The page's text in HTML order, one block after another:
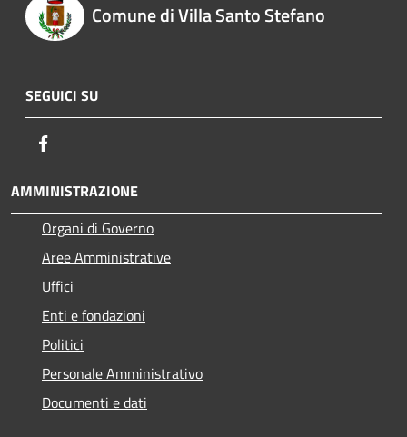
Comune di Villa Santo Stefano
SEGUICI SU
AMMINISTRAZIONE
Organi di Governo
Aree Amministrative
Uffici
Enti e fondazioni
Politici
Personale Amministrativo
Documenti e dati